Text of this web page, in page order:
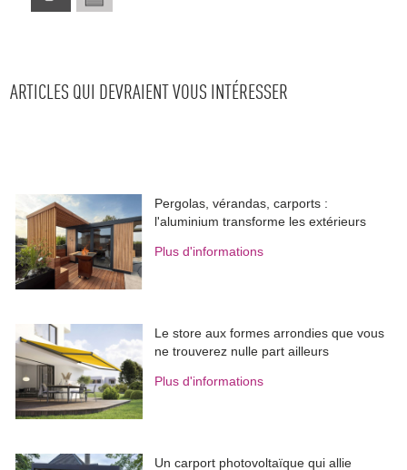
ARTICLES QUI DEVRAIENT VOUS INTÉRESSER
Pergolas, vérandas, carports :
l'aluminium transforme les extérieurs
Plus d'informations
Le store aux formes arrondies que vous
ne trouverez nulle part ailleurs
Plus d'informations
Un carport photovoltaïque qui allie